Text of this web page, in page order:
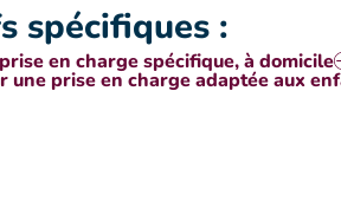
spécifiques :
en charge spécifique, à domicile
une prise en charge adaptée aux